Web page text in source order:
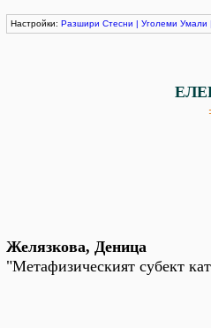
Настройки: Разшири Стесни | Уголеми Умали |
Желязкова, Деница
"Метафизическият субект